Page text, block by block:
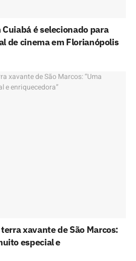
é selecionado para
de cinema em Florianópolis
xavante de São Marcos:
especial e